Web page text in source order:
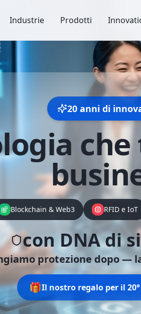
Industrie Prodotti
20 anni di
che
Blockchain & Web3 RFID e IoT
con DNA di
protezione dopo —
🎁Il nostro regalo per il